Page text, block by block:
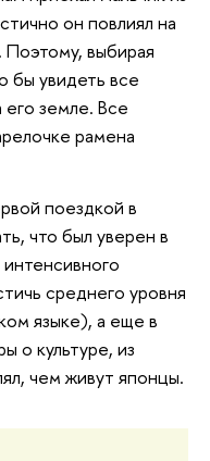
он повлиял на
выбирая
бы увидеть все
земле. Все
рамена
поездкой в
что был уверен в
среднего уровня
языке), а еще в
о культуре, из
чем живут японцы.